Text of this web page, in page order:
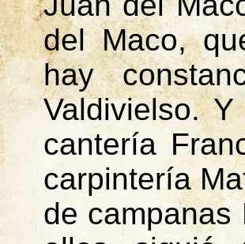
del Maco,
hay
Valdivielso.
cantería
carpintería
de